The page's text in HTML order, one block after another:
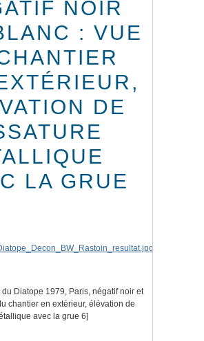
NOIR
: VUE
DE
LA GRUE
du Diatope 1979, Paris, négatif noir et
chantier en extérieur, élévation de
avec la grue 6]